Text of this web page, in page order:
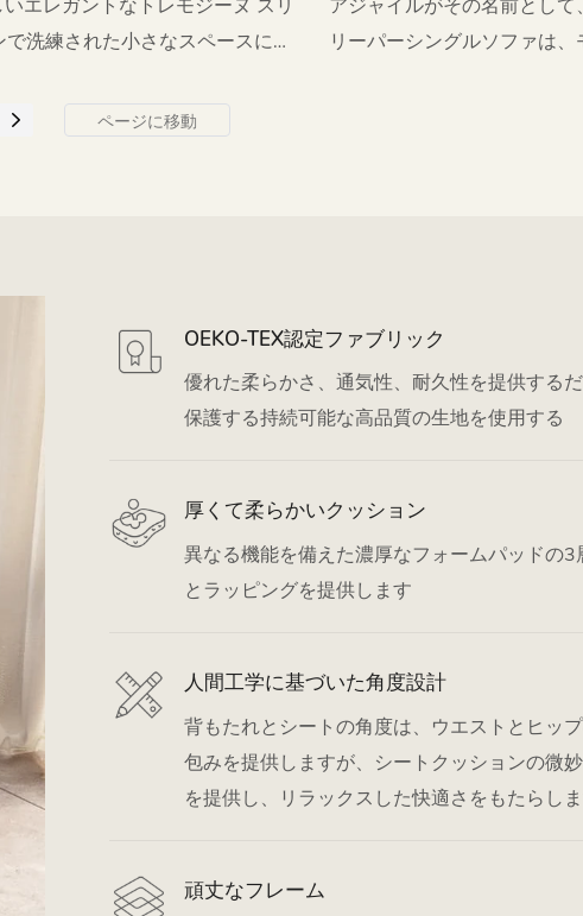
エレガントなトレモジーヌ スリ
洗練された小さなスペースに最
アジャイルがその名前とし
リーパーシングルソファは
OEKO-TEX認定ファブリック
優れた柔らかさ、通気性、耐久性を提供する
保護する持続可能な高品質の生地を使用する
厚くて柔らかいクッション
異なる機能を備えた濃厚なフォームパッドの
とラッピングを提供します
人間工学に基づいた角度設計
背もたれとシートの角度は、ウエストとヒッ
包みを提供しますが、シートクッションの微
を提供し、リラックスした快適さをもたらし
頑丈なフレーム